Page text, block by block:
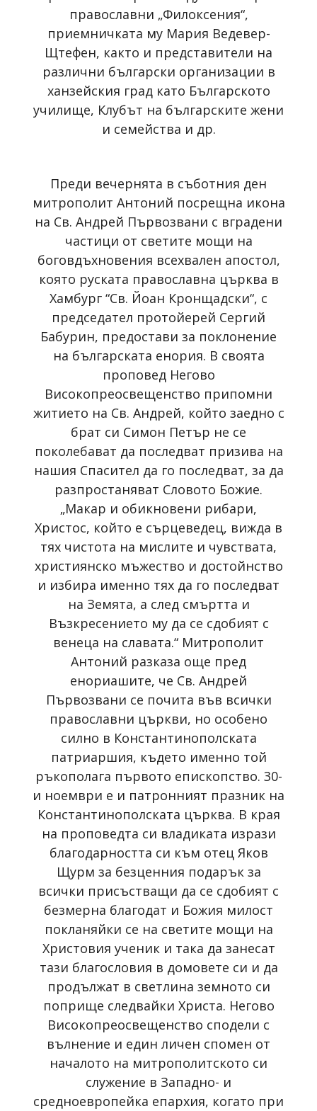
православни „Филоксения“,
приемничката му Мария Ведевер-
Щтефен, както и представители на
различни български организации в
ханзейския град като Българското
училище, Клубът на българските жени
и семейства и др.
Преди вечернята в съботния ден
митрополит Антоний посрещна икона
на Св. Андрей Първозвани с вградени
частици от светите мощи на
боговдъхновения всехвален апостол,
която руската православна църква в
Хамбург “Св. Йоан Кронщадски“, с
председател протойерей Сергий
Бабурин, предостави за поклонение
на българската енория. В своята
проповед Негово
Високопреосвещенство припомни
житието на Св. Андрей, който заедно с
брат си Симон Петър не се
поколебават да последват призива на
нашия Спасител да го последват, за да
разпростаняват Словото Божие.
„Макар и обикновени рибари,
Христос, който е сърцеведец, вижда в
тях чистота на мислите и чувствата,
християнско мъжество и достойнство
и избира именно тях да го последват
на Земята, а след смъртта и
Възкресението му да се сдобият с
венеца на славата.“ Митрополит
Антоний разказа още пред
енориашите, че Св. Андрей
Първозвани се почита във всички
православни църкви, но особено
силно в Константинополската
патриаршия, където именно той
ръкополага първото епископство. 30-
и ноември е и патронният празник на
Константинополската църква. В края
на проповедта си владиката изрази
благодарността си към отец Яков
Щурм за безценния подарък за
всички присъстващи да се сдобият с
безмерна благодат и Божия милост
покланяйки се на светите мощи на
Христовия ученик и така да занесат
тази благословия в домовете си и да
продължат в светлина земното си
поприще следвайки Христа. Негово
Високопреосвещенство сподели с
вълнение и един личен спомен от
началото на митрополитското си
служение в Западно- и
средноевропейка епархия, когато при